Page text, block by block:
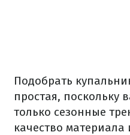
Подобрать
простая, поскольку
только сезонные
качество материала